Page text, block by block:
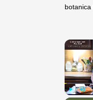
botanica